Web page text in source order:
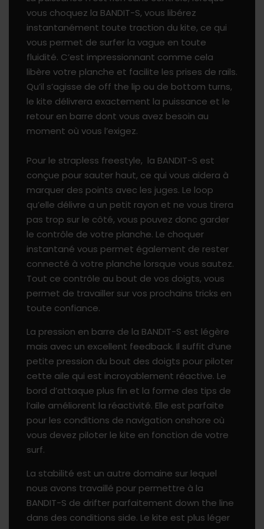
vous choquez la BANDIT-S, vous libérez
instantanément toute traction du kite, ce qui
vous permet de surfer la vague en toute
fluidité. C’est impressionnant comme cela
libère votre planche et facilite les prises de rails.
Qu’il s’agisse de off the lip ou de bottom turns,
le kite délivrera exactement la puissance et le
retour en barre dont vous avez besoin au
moment où vous l’exigez.
Pour le strapless freestyle, la BANDIT-S est
conçue pour sauter haut, ce qui vous aidera à
marquer des points avec les juges. Le loop
qu’elle délivre a un petit rayon et ne vous tirera
pas trop sur le côté, vous pouvez donc garder
le contrôle de votre planche. Le choquer
instantané vous permet également de rester
connecté à votre planche lorsque vous sautez.
Tout ce contrôle au bout de vos doigts, vous
permet de travailler sur vos prochains tricks en
toute confiance.
La pression en barre de la BANDIT-S est légère
mais avec un excellent feedback. Il suffit d’une
petite pression du bout des doigts pour piloter
cette aile qui est incroyablement réactive. Le
bord d’attaque plus fin et la forme des tips de
l’aile améliorent la réactivité. Elle est parfaite
pour les conditions de navigation onshore où
vous devez piloter le kite en fonction de votre
surf.
La stabilité est un autre domaine sur lequel
nous avons travaillé pour permettre à la
BANDIT-S de drifter parfaitement down the line
dans des conditions side. Le kite est plus léger